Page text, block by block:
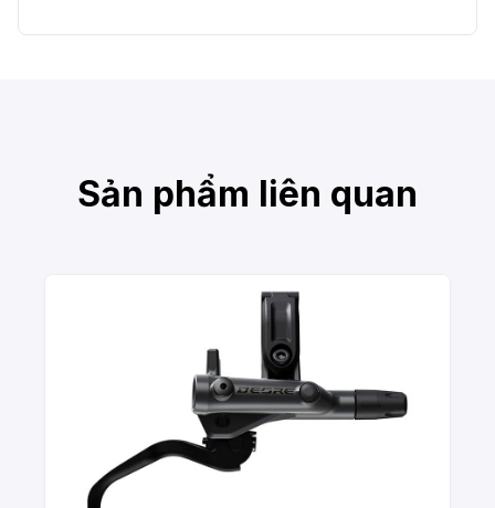
Sản phẩm liên quan